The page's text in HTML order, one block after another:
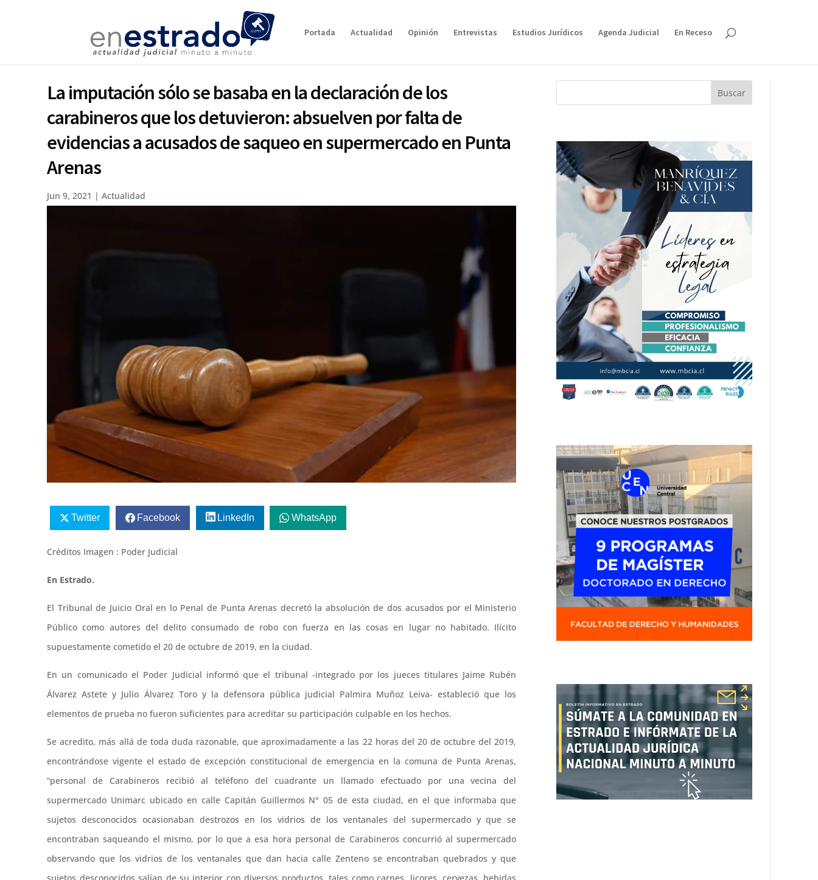
Portada Actualidad Opinión Entrevistas Estudios Jurídicos Agenda Judicial En Receso
La imputación sólo se basaba en la declaración de los
carabineros que los detuvieron: absuelven por falta de
evidencias a acusados de saqueo en supermercado en Punta
Arenas
Jun 9, 2021 |Actualidad
Twitter Facebook LinkedIn WhatsApp
Créditos Imagen : Poder Judicial
En Estrado.
El Tribunal de Juicio Oral en lo Penal de Punta Arenas decretó la absolución de dos acusados por el Ministerio
Público como autores del delito consumado de robo con fuerza en las cosas en lugar no habitado. Ilícito
supuestamente cometido el 20 de octubre de 2019, en la ciudad.
En un comunicado el Poder Judicial informó que el tribunal -integrado por los jueces titulares Jaime Rubén
Álvarez Astete y Julio Álvarez Toro y la defensora pública judicial Palmira Muñoz Leiva- estableció que los
elementos de prueba no fueron suficientes para acreditar su participación culpable en los hechos.
Se acredito, más allá de toda duda razonable, que aproximadamente a las 22 horas del 20 de octubre del 2019,
encontrándose vigente el estado de excepción constitucional de emergencia en la comuna de Punta Arenas,
“personal de Carabineros recibió al teléfono del cuadrante un llamado efectuado por una vecina del
supermercado Unimarc ubicado en calle Capitán Guillermos N° 05 de esta ciudad, en el que informaba que
sujetos desconocidos ocasionaban destrozos en los vidrios de los ventanales del supermercado y que se
encontraban saqueando el mismo, por lo que a esa hora personal de Carabineros concurrió al supermercado
observando que los vidrios de los ventanales que dan hacia calle Zenteno se encontraban quebrados y que